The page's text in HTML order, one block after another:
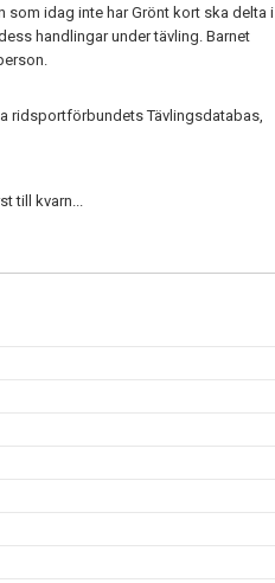
som idag inte har Grönt kort ska delta i
handlingar under tävling. Barnet
ridsportförbundets Tävlingsdatabas,
till kvarn...